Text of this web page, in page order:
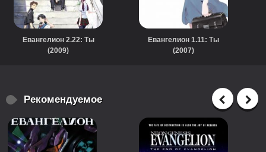
Евангелион 2.22: Ты
(2009)
Евангелион 1.11: Ты
(2007)
Рекомендуемое